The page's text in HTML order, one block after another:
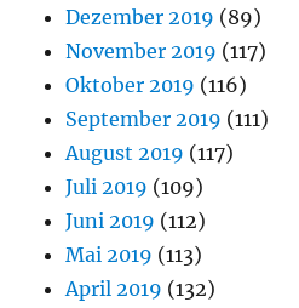
Dezember 2019 (89)
November 2019 (117)
Oktober 2019 (116)
September 2019 (111)
August 2019 (117)
Juli 2019 (109)
Juni 2019 (112)
Mai 2019 (113)
April 2019 (132)